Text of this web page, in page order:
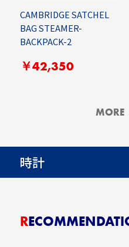
CAMBRIDGE SATCHEL
BAG STEAMER-
BACKPACK-2
￥42,350
MORE
時計